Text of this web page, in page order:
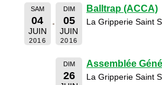
SAM
04
JUIN
2016
DIM
05
JUIN
2016
Balltrap (ACCA)
La Gripperie Saint
DIM
26
Assemblée
La Gripperie Saint